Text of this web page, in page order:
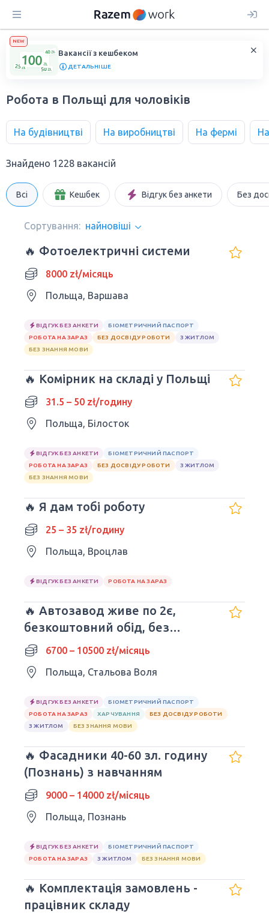
NEW
Вакансії з кешбеком
ДЕТАЛЬНІШЕ
Робота в Польщі для чоловіків
На будівництві На виробництві На фермі
Знайдено 1228 вакансій
Всі Кешбек Відгук без анкети Без
Сортування: найновіші
🔥 Фотоелектричні системи
8000 zł/місяць
Польща, Варшава
ВІДГУК БЕЗ АНКЕТИ
БІОМЕТРИЧНИЙ ПАСПОРТ
РОБОТА НА ЗАРАЗ
БЕЗ ДОСВІДУ РОБОТИ
З ЖИТЛОМ
БЕЗ ЗНАННЯ МОВИ
🔥 Комірник на складі у Польщі
31.5 – 50 zł/годину
Польща, Білосток
ВІДГУК БЕЗ АНКЕТИ
БІОМЕТРИЧНИЙ ПАСПОРТ
РОБОТА НА ЗАРАЗ
БЕЗ ДОСВІДУ РОБОТИ
З ЖИТЛОМ
БЕЗ ЗНАННЯ МОВИ
🔥 Я дам тобі роботу
25 – 35 zł/годину
Польща, Вроцлав
ВІДГУК БЕЗ АНКЕТИ РОБОТА НА ЗАРАЗ
🔥 Автозавод живе по 2є,
безкоштовний обід, без
досвіду та мови
6700 – 10500 zł/місяць
Польща, Стальова Воля
ВІДГУК БЕЗ АНКЕТИ
БІОМЕТРИЧНИЙ ПАСПОРТ
РОБОТА НА ЗАРАЗ
ХАРЧУВАННЯ
БЕЗ ДОСВІДУ РОБОТИ
З ЖИТЛОМ
БЕЗ ЗНАННЯ МОВИ
🔥 Фасадники 40-60 зл. годину
(Познань) з навчанням
9000 – 14000 zł/місяць
Польща, Познань
ВІДГУК БЕЗ АНКЕТИ
БІОМЕТРИЧНИЙ ПАСПОРТ
РОБОТА НА ЗАРАЗ
З ЖИТЛОМ БЕЗ ЗНАННЯ МОВИ
🔥 Комплектація замовлень -
працівник складу